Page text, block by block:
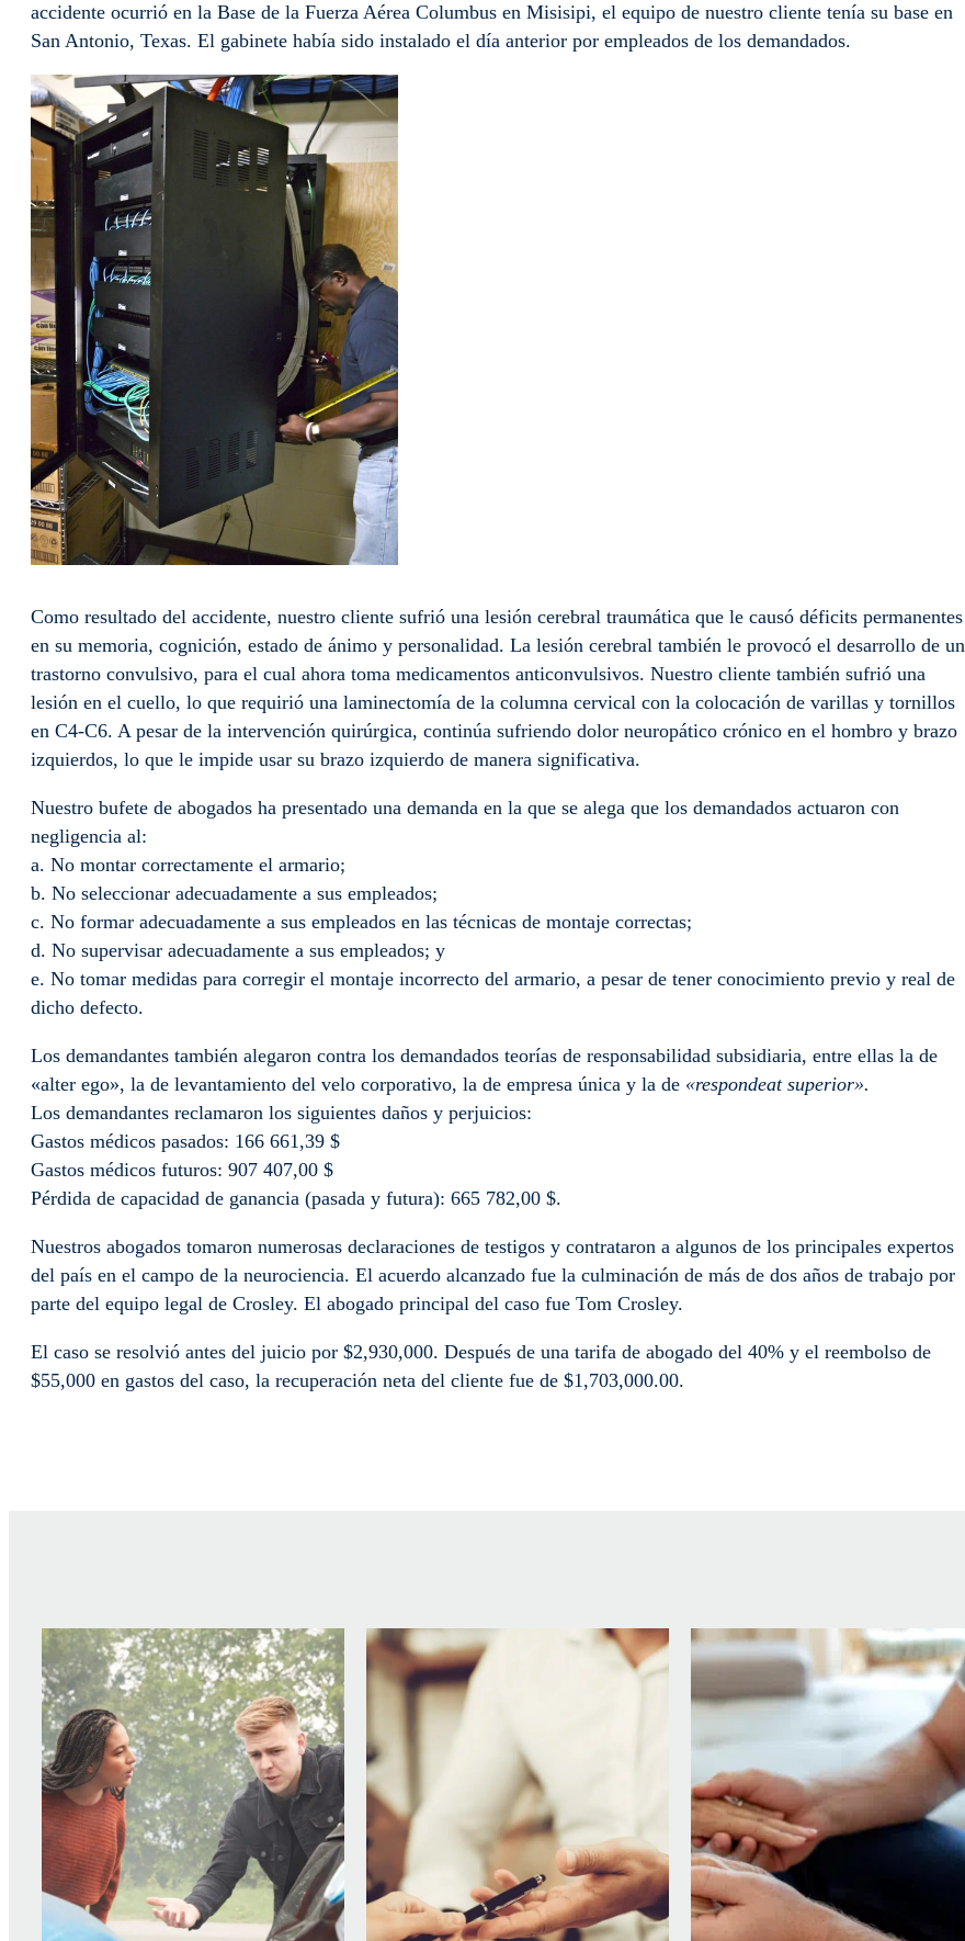
accidente ocurrió en la Base de la Fuerza Aérea Columbus en Misisipi, el equipo de nuestro cliente tenía su base en
San Antonio, Texas. El gabinete había sido instalado el día anterior por empleados de los demandados.
Como resultado del accidente, nuestro cliente sufrió una lesión cerebral traumática que le causó déficits permanentes
en su memoria, cognición, estado de ánimo y personalidad. La lesión cerebral también le provocó el desarrollo de un
trastorno convulsivo, para el cual ahora toma medicamentos anticonvulsivos. Nuestro cliente también sufrió una
lesión en el cuello, lo que requirió una laminectomía de la columna cervical con la colocación de varillas y tornillos
en C4-C6. A pesar de la intervención quirúrgica, continúa sufriendo dolor neuropático crónico en el hombro y brazo
izquierdos, lo que le impide usar su brazo izquierdo de manera significativa.
Nuestro bufete de abogados ha presentado una demanda en la que se alega que los demandados actuaron con
negligencia al:
a. No montar correctamente el armario;
b. No seleccionar adecuadamente a sus empleados;
c. No formar adecuadamente a sus empleados en las técnicas de montaje correctas;
d. No supervisar adecuadamente a sus empleados; y
e. No tomar medidas para corregir el montaje incorrecto del armario, a pesar de tener conocimiento previo y real de
dicho defecto.
Los demandantes también alegaron contra los demandados teorías de responsabilidad subsidiaria, entre ellas la de
«alter ego», la de levantamiento del velo corporativo, la de empresa única y la de «respondeat superior».
Los demandantes reclamaron los siguientes daños y perjuicios:
Gastos médicos pasados: 166 661,39 $
Gastos médicos futuros: 907 407,00 $
Pérdida de capacidad de ganancia (pasada y futura): 665 782,00 $.
Nuestros abogados tomaron numerosas declaraciones de testigos y contrataron a algunos de los principales expertos
del país en el campo de la neurociencia. El acuerdo alcanzado fue la culminación de más de dos años de trabajo por
parte del equipo legal de Crosley. El abogado principal del caso fue Tom Crosley.
El caso se resolvió antes del juicio por $2,930,000. Después de una tarifa de abogado del 40% y el reembolso de
$55,000 en gastos del caso, la recuperación neta del cliente fue de $1,703,000.00.